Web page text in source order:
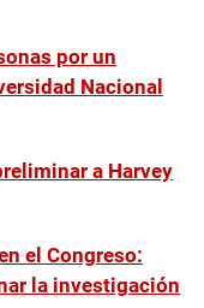
por un
Nacional
a Harvey
el Congreso:
la investigación